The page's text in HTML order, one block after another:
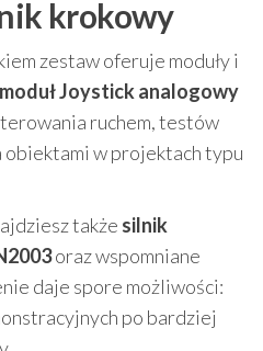
krokowy
zestaw oferuje moduły i
moduł Joystick analogowy
ruchem, testów
w projektach typu
także silnik
oraz wspomniane
daje spore możliwości:
po bardziej